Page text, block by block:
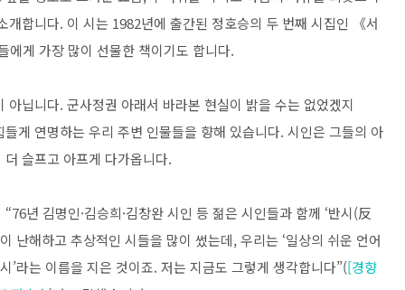
합니다. 이 시는 1982년에 출간된 정호승의 두 번째 시집인 《서
에게 가장 많이 선물한 책이기도 합니다.
닙니다. 군사정권 아래서 바라본 현실이 밝을 수는 없었겠지
게 연명하는 우리 주변 인물들을 향해 있습니다. 시인은 그들의 아
슬프고 아프게 다가옵니다.
년 김명인·김승희·김창완 시인 등 젊은 시인들과 함께 ‘반시(反
난해하고 추상적인 시들을 많이 썼는데, 우리는 ‘일상의 쉬운 언어
’라는 이름을 지은 것이죠. 저는 지금도 그렇게 생각합니다”([경향